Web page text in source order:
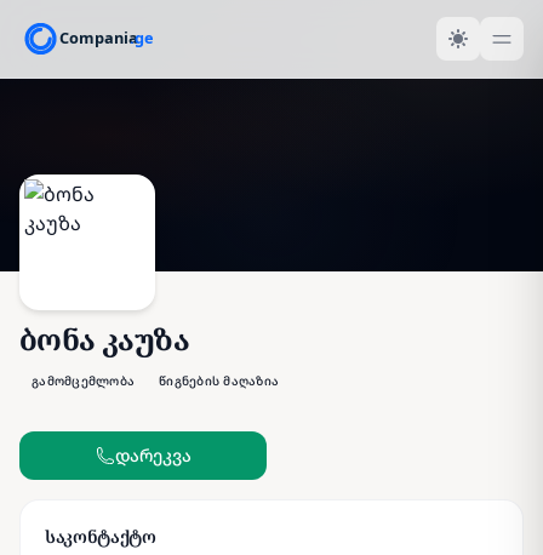
ბონა კაუზა
გამომცემლობა წიგნების მაღაზია
დარეკვა
საკონტაქტო